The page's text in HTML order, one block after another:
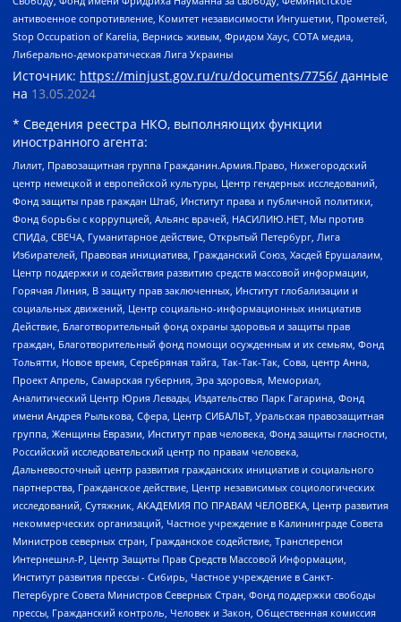
антивоенное сопротивление, Комитет независимости Ингушетии, Прометей,
Stop Occupation of Karelia, Вернись живым, Фридом Хаус, СОТА медиа,
Либерально-демократическая Лига Украины
Источник: https://minjust.gov.ru/ru/documents/7756/ данные
на 13.05.2024
* Сведения реестра НКО, выполняющих функции
иностранного агента:
Лилит, Правозащитная группа Гражданин.Армия.Право, Нижегородский
центр немецкой и европейской культуры, Центр гендерных исследований,
Фонд защиты прав граждан Штаб, Институт права и публичной политики,
Фонд борьбы с коррупцией, Альянс врачей, НАСИЛИЮ.НЕТ, Мы против
СПИДа, СВЕЧА, Гуманитарное действие, Открытый Петербург, Лига
Избирателей, Правовая инициатива, Гражданский Союз, Хасдей Ерушалаим,
Центр поддержки и содействия развитию средств массовой информации,
Горячая Линия, В защиту прав заключенных, Институт глобализации и
социальных движений, Центр социально-информационных инициатив
Действие, Благотворительный фонд охраны здоровья и защиты прав
граждан, Благотворительный фонд помощи осужденным и их семьям, Фонд
Тольятти, Новое время, Серебряная тайга, Так-Так-Так, Сова, центр Анна,
Проект Апрель, Самарская губерния, Эра здоровья, Мемориал,
Аналитический Центр Юрия Левады, Издательство Парк Гагарина, Фонд
имени Андрея Рылькова, Сфера, Центр СИБАЛЬТ, Уральская правозащитная
группа, Женщины Евразии, Институт прав человека, Фонд защиты гласности,
Российский исследовательский центр по правам человека,
Дальневосточный центр развития гражданских инициатив и социального
партнерства, Гражданское действие, Центр независимых социологических
исследований, Сутяжник, АКАДЕМИЯ ПО ПРАВАМ ЧЕЛОВЕКА, Центр развития
некоммерческих организаций, Частное учреждение в Калининграде Совета
Министров северных стран, Гражданское содействие, Трансперенси
Интернешнл-Р, Центр Защиты Прав Средств Массовой Информации,
Институт развития прессы - Сибирь, Частное учреждение в Санкт-
Петербурге Совета Министров Северных Стран, Фонд поддержки свободы
прессы, Гражданский контроль, Человек и Закон, Общественная комиссия